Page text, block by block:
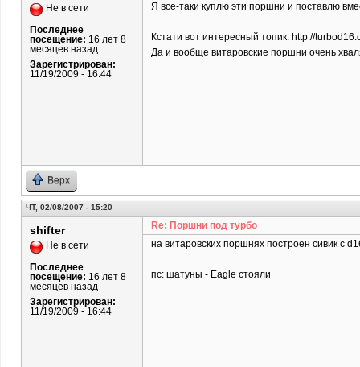
Не в сети
Последнее
посещение: 16 лет 8
месяцев назад
Зарегистрирован:
11/19/2009 - 16:44
Я все-таки куплю эти поршни и поставлю
Кстати вот интересный топик: http://
Да и вообще витаровские поршни очень
Верх
ЧТ, 02/08/2007 - 15:20
shifter
Не в сети
Последнее
посещение: 16 лет 8
месяцев назад
Зарегистрирован:
11/19/2009 - 16:44
Re: Поршни под турбо
на витаровских поршнях построен сивик с
пс: шатуны - Eagle стояли